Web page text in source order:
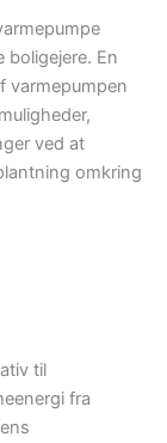
En
varmepumpen
ved at
omkring
til
fra